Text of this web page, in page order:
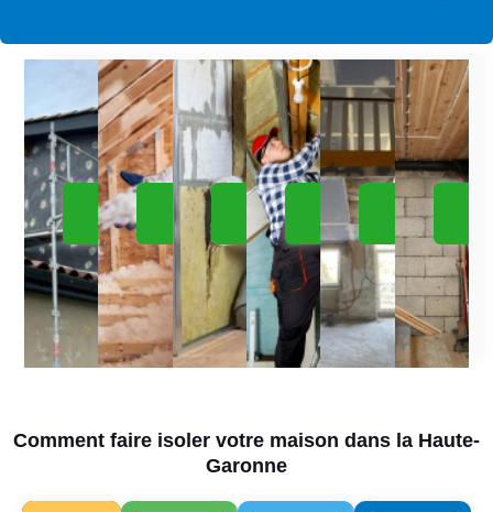
ISOLATION
EXTÉRIEUR
ISOLATION
COMBLE
ISOLATION
MURS
ISOLATION
RAMPANTS
ISOLATION
PLAFONDS
Comment faire isoler votre maison dans la Haute-
Garonne